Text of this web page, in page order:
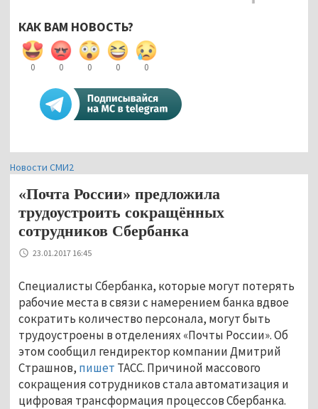
КАК ВАМ НОВОСТЬ?
0 0 0 0 0
Новости СМИ2
«Почта России» предложила
трудоустроить сокращённых
сотрудников Сбербанка
23.01.2017 16:45
Специалисты Сбербанка, которые могут потерять
рабочие места в связи с намерением банка вдвое
сократить количество персонала, могут быть
трудоустроены в отделениях «Почты России». Об
этом сообщил гендиректор компании Дмитрий
Страшнов, пишет ТАСС. Причиной массового
сокращения сотрудников стала автоматизация и
цифровая трансформация процессов Сбербанка.